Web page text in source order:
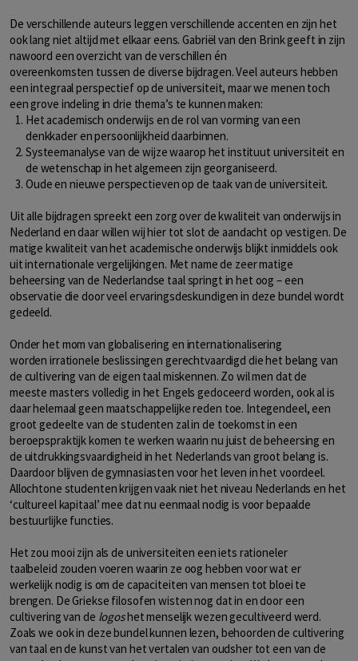
De verschillende auteurs leggen verschillende accenten en zijn het
ook lang niet altijd met elkaar eens. Gabriël van den Brink geeft in zijn
nawoord een overzicht van de verschillen én
overeenkomsten tussen de diverse bijdragen. Veel auteurs hebben
een integraal perspectief op de universiteit, maar we menen toch
een grove indeling in drie thema’s te kunnen maken:
Het academisch onderwijs en de rol van vorming van een
denkkader en persoonlijkheid daarbinnen.
Systeemanalyse van de wijze waarop het instituut universiteit en
de wetenschap in het algemeen zijn georganiseerd.
Oude en nieuwe perspectieven op de taak van de universiteit.
Uit alle bijdragen spreekt een zorg over de kwaliteit van onderwijs in
Nederland en daar willen wij hier tot slot de aandacht op vestigen. De
matige kwaliteit van het academische onderwijs blijkt inmiddels ook
uit internationale vergelijkingen. Met name de zeer matige
beheersing van de Nederlandse taal springt in het oog – een
observatie die door veel ervaringsdeskundigen in deze bundel wordt
gedeeld.
Onder het mom van globalisering en internationalisering
worden irrationele beslissingen gerechtvaardigd die het belang van
de cultivering van de eigen taal miskennen. Zo wil men dat de
meeste masters volledig in het Engels gedoceerd worden, ook al is
daar helemaal geen maatschappelijke reden toe. Integendeel, een
groot gedeelte van de studenten zal in de toekomst in een
beroepspraktijk komen te werken waarin nu juist de beheersing en
de uitdrukkingsvaardigheid in het Nederlands van groot belang is.
Daardoor blijven de gymnasiasten voor het leven in het voordeel.
Allochtone studenten krijgen vaak niet het niveau Nederlands en het
‘cultureel kapitaal’ mee dat nu eenmaal nodig is voor bepaalde
bestuurlijke functies.
Het zou mooi zijn als de universiteiten een iets rationeler
taalbeleid zouden voeren waarin ze oog hebben voor wat er
werkelijk nodig is om de capaciteiten van mensen tot bloei te
brengen. De Griekse filosofen wisten nog dat in en door een
cultivering van de logoshet menselijk wezen gecultiveerd werd.
Zoals we ook in deze bundel kunnen lezen, behoorden de cultivering
van taal en de kunst van het vertalen van oudsher tot een van de